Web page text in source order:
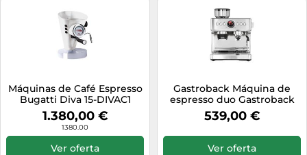
Máquinas de Café Espresso
Bugatti Diva 15-DIVAC1
Blanco
1.380,00 €
1380.00
Ver oferta
Gastroback Máquina de
espresso duo Gastroback
Design 42626 Plata
539,00 €
Ver oferta